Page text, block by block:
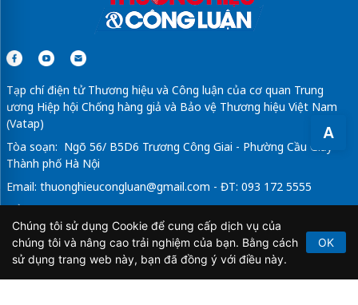
A
Tạp chí điện tử Thương hiệu và Công luận của cơ quan Trung
ương Hiệp hội Chống hàng giả và Bảo vệ Thương hiệu Việt Nam
(Vatap)
Tòa soạn: Ngõ 56/ B5D6 Trương Công Giai - Phường Cầu Giấy -
Thành phố Hà Nội
Email: thuonghieucongluan@gmail.com - ĐT: 093 172 5555
Tổng Biên Tập: Vũ Đức Thuận
Giấy phép hoạt động báo chí điện tử số 64/GP-BTTTT do Bộ
Thông tin và Truyền thông cấp ngày 21/2/2020.
Chúng tôi sử dụng Cookie để cung cấp dịch vụ của
chúng tôi và nâng cao trải nghiệm của bạn. Bằng cách
sử dụng trang web này, bạn đã đồng ý với điều này.
OK